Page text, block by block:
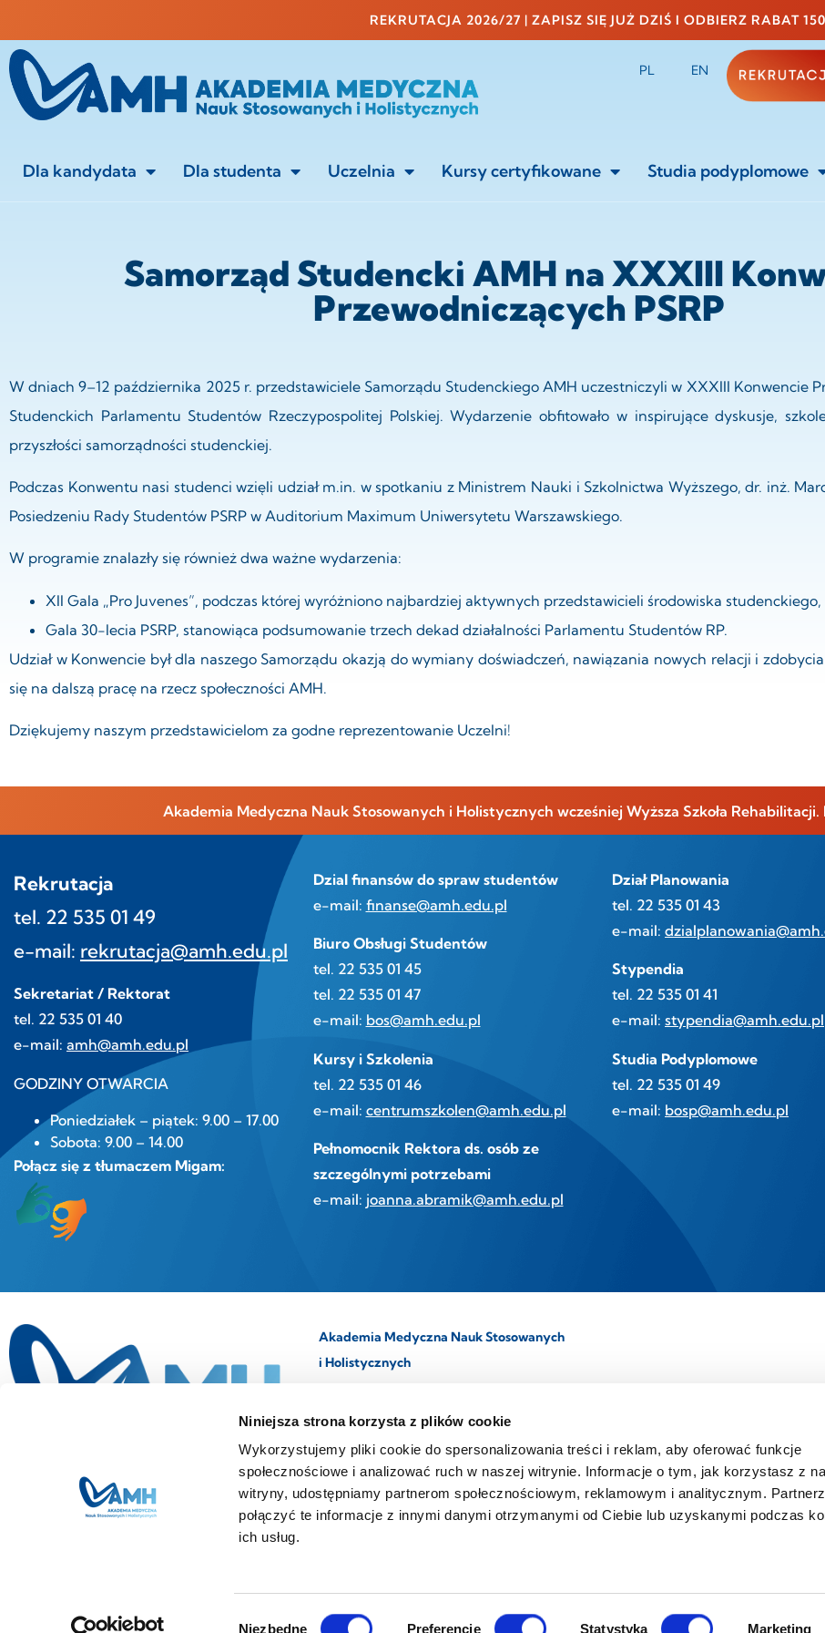
Niniejsza strona korzysta z plików cookie
Wykorzystujemy pliki cookie do spersonalizowania treści i reklam, aby oferować funkcje
społecznościowe i analizować ruch w naszej witrynie. Informacje o tym, jak korzystasz z
witryny, udostępniamy partnerom społecznościowym, reklamowym i analitycznym.
połączyć te informacje z innymi danymi otrzymanymi od Ciebie lub uzyskanymi podczas
ich usług.
Niezbędne Preferencje Statystyka Marketing
REKRUTACJA 2026/27 | ZAPISZ SIĘ JUŻ DZIŚ I ODBIERZ RABAT
PL EN
Dla kandydata Dla studenta Uczelnia Kursy certyfikowane Studia podyplomowe
Samorząd Studencki AMH na XXXIII
Przewodniczących PSRP
W dniach 9–12 października 2025 r. przedstawiciele Samorządu Studenckiego AMH uczestniczyli w XXXIII Konwencie
Studenckich Parlamentu Studentów Rzeczypospolitej Polskiej. Wydarzenie obfitowało w inspirujące dyskusje,
przyszłości samorządności studenckiej.
Podczas Konwentu nasi studenci wzięli udział m.in. w spotkaniu z Ministrem Nauki i Szkolnictwa Wyższego, dr. inż.
Posiedzeniu Rady Studentów PSRP w Auditorium Maximum Uniwersytetu Warszawskiego.
W programie znalazły się również dwa ważne wydarzenia:
XII Gala „Pro Juvenes”, podczas której wyróżniono najbardziej aktywnych przedstawicieli środowiska studenckiego,
Gala 30-lecia PSRP, stanowiąca podsumowanie trzech dekad działalności Parlamentu Studentów RP.
Udział w Konwencie był dla naszego Samorządu okazją do wymiany doświadczeń, nawiązania nowych relacji i
się na dalszą pracę na rzecz społeczności AMH.
Dziękujemy naszym przedstawicielom za godne reprezentowanie Uczelni!
Akademia Medyczna Nauk Stosowanych i Holistycznych wcześniej Wyższa Szkoła
Rekrutacja
tel. 22 535 01 49
e-mail: rekrutacja@amh.edu.pl
Sekretariat / Rektorat
tel. 22 535 01 40
e-mail: amh@amh.edu.pl
GODZINY OTWARCIA
Poniedziałek – piątek: 9.00 – 17.00
Sobota: 9.00 – 14.00
Połącz się z tłumaczem Migam:
Dzial finansów do spraw studentów
e-mail: finanse@amh.edu.pl
Biuro Obsługi Studentów
tel. 22 535 01 45
tel. 22 535 01 47
e-mail: bos@amh.edu.pl
Kursy i Szkolenia
tel. 22 535 01 46
e-mail: centrumszkolen@amh.edu.pl
Pełnomocnik Rektora ds. osób ze
szczególnymi potrzebami
e-mail: joanna.abramik@amh.edu.pl
Dział Planowania
tel. 22 535 01 43
e-mail:
Stypendia
tel. 22 535 01 41
e-mail: stypendia@amh.edu.pl
Studia Podyplomowe
tel. 22 535 01 49
e-mail: bosp@amh.edu.pl
Akademia Medyczna Nauk Stosowanych
i Holistycznych
e-mail:amh@amh.edu.pl
Al. Jerozolimskie 133A
02-304 Warszawa
VAT EU PL5272551490